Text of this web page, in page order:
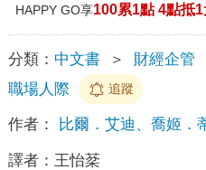
HAPPY GO享100累1點 4點抵1
分類： 中文書 ＞ 財經企管
職場人際
追蹤
作者： 比爾．艾迪、喬姬．
譯者： 王怡棻